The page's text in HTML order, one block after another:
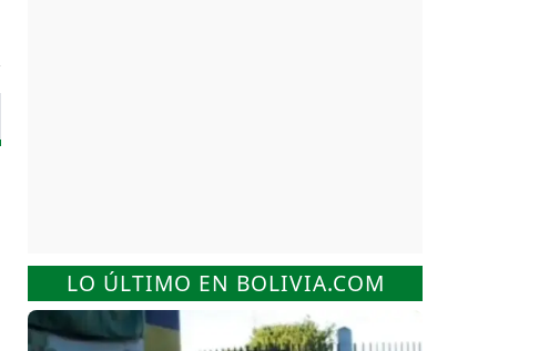
LO ÚLTIMO EN BOLIVIA.COM